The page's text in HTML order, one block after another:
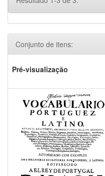
Conjunto de itens:
Pré-visualização